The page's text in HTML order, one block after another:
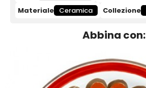
Materiale Ceramica Collezione
Abbina con: